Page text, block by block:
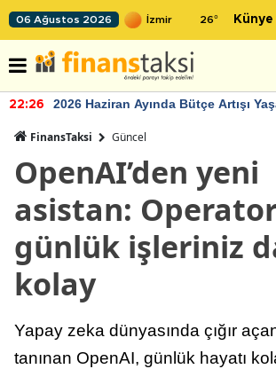
06 Ağustos 2026 26° Künye
22:26 2026 Haziran Ayında Bütçe Artışı
FinansTaksi Güncel
OpenAI’den yeni
asistan:
günlük işleriniz
kolay
Yapay zeka dünyasında çığır
tanınan OpenAI, günlük hayatı